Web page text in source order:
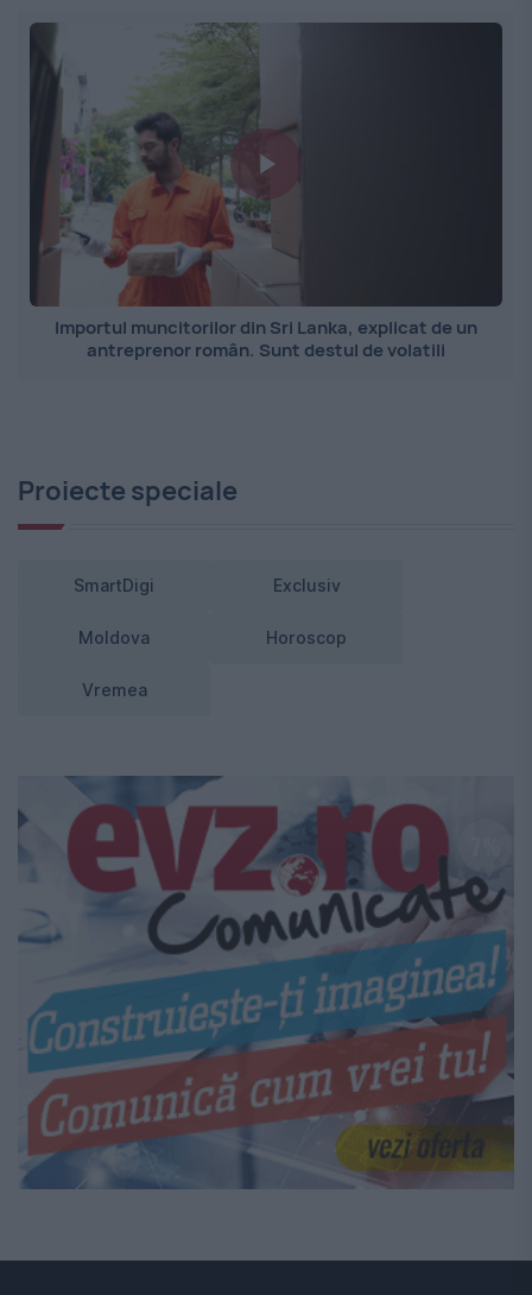
Importul muncitorilor din Sri Lanka, explicat de un
antreprenor român. Sunt destul de volatili
Proiecte speciale
SmartDigi Exclusiv
Moldova Horoscop
Vremea